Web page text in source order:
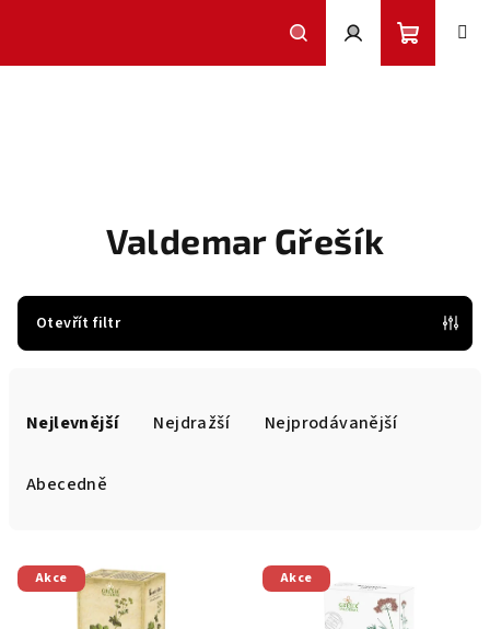
Hledat PřihlášeníNákupní
Valdemar Gřešík
Otevřít filtr
p
Nejlevnější Nejdražší Nejprodávanější
Abecedně
V
ý Akce Akce